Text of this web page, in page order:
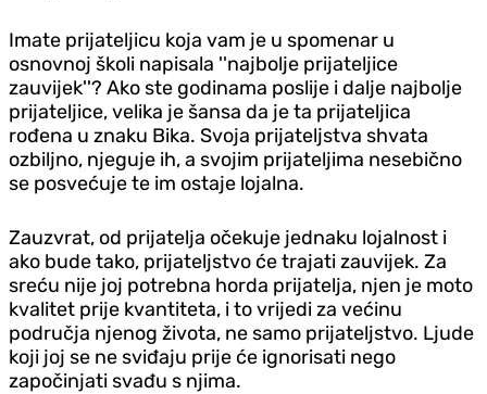
Imate prijateljicu koja vam je u spomenar u
osnovnoj školi napisala ''najbolje prijateljice
zauvijek''? Ako ste godinama poslije i dalje najbolje
prijateljice, velika je šansa da je ta prijateljica
rođena u znaku Bika. Svoja prijateljstva shvata
ozbiljno, njeguje ih, a svojim prijateljima nesebično
se posvećuje te im ostaje lojalna.
Zauzvrat, od prijatelja očekuje jednaku lojalnost i
ako bude tako, prijateljstvo će trajati zauvijek. Za
sreću nije joj potrebna horda prijatelja, njen je moto
kvalitet prije kvantiteta, i to vrijedi za većinu
područja njenog života, ne samo prijateljstvo. Ljude
koji joj se ne sviđaju prije će ignorisati nego
započinjati svađu s njima.